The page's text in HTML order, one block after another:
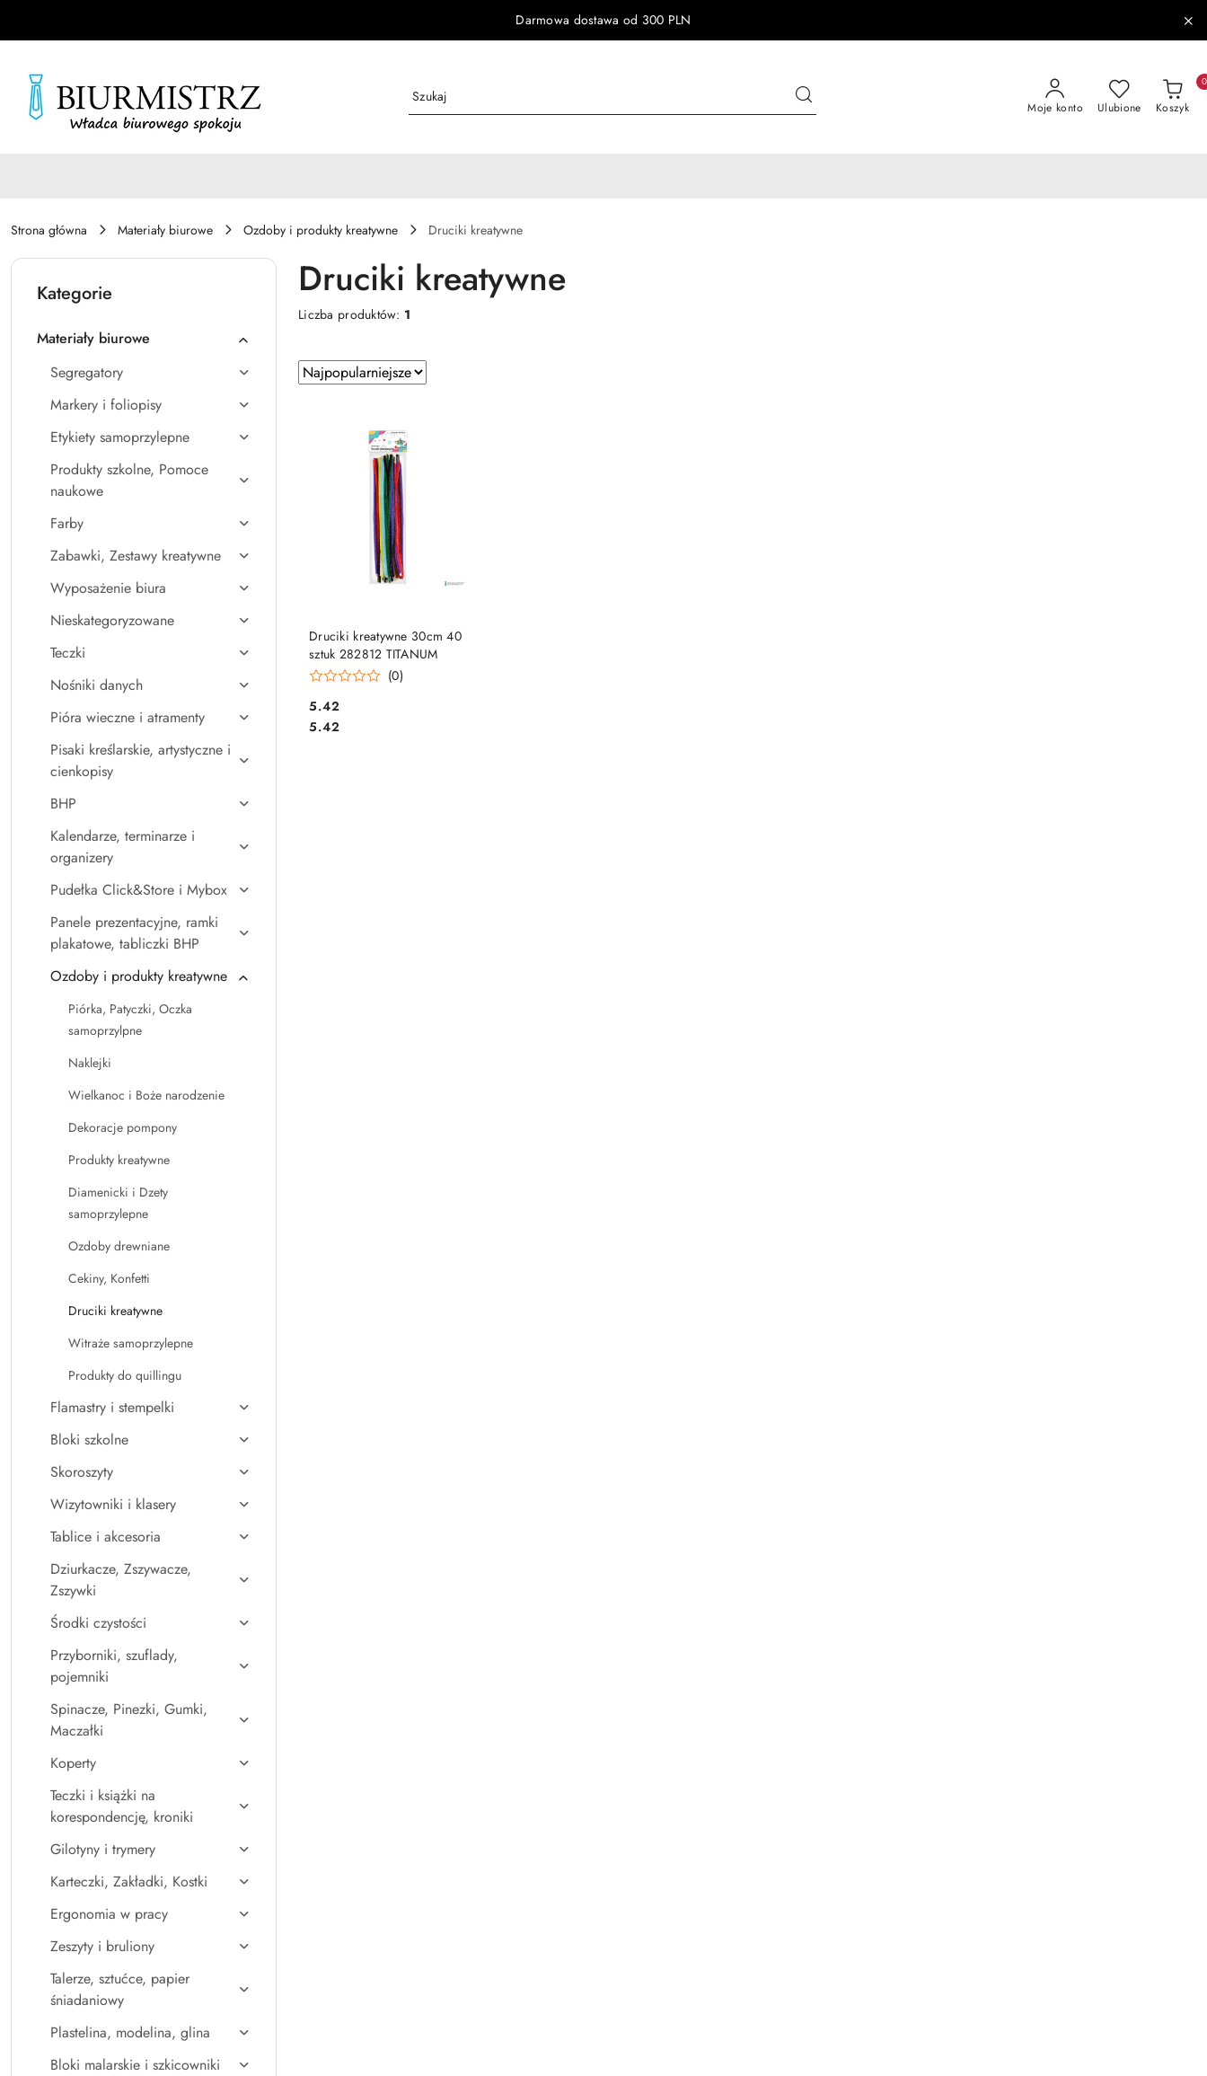
Darmowa dostawa od 300 PLN
Moje konto Ulubione Koszyk
0
Strona główna Materiały biurowe Ozdoby i produkty kreatywne Druciki kreatywne
Kategorie
Materiały biurowe
Segregatory
Markery i foliopisy
Etykiety samoprzylepne
Produkty szkolne, Pomoce
naukowe
Farby
Zabawki, Zestawy kreatywne
Wyposażenie biura
Nieskategoryzowane
Teczki
Nośniki danych
Pióra wieczne i atramenty
Pisaki kreślarskie, artystyczne i
cienkopisy
BHP
Kalendarze, terminarze i
organizery
Pudełka Click&Store i Mybox
Panele prezentacyjne, ramki
plakatowe, tabliczki BHP
Ozdoby i produkty kreatywne
Piórka, Patyczki, Oczka
samoprzylpne
Naklejki
Wielkanoc i Boże narodzenie
Dekoracje pompony
Produkty kreatywne
Diamenicki i Dzety
samoprzylepne
Ozdoby drewniane
Cekiny, Konfetti
Druciki kreatywne
Witraże samoprzylepne
Produkty do quillingu
Flamastry i stempelki
Bloki szkolne
Skoroszyty
Wizytowniki i klasery
Tablice i akcesoria
Dziurkacze, Zszywacze,
Zszywki
Środki czystości
Przyborniki, szuflady,
pojemniki
Spinacze, Pinezki, Gumki,
Maczałki
Koperty
Teczki i książki na
korespondencję, kroniki
Gilotyny i trymery
Karteczki, Zakładki, Kostki
Ergonomia w pracy
Zeszyty i bruliony
Talerze, sztućce, papier
śniadaniowy
Plastelina, modelina, glina
Bloki malarskie i szkicowniki
Druciki kreatywne
Liczba produktów: 1
Zastosowano
sortowanie:
Sortuj
według
Druciki kreatywne 30cm 40
sztuk 282812 TITANUM
(0)
Cena:
5.42
Cena:
5.42
DO KOSZYKA